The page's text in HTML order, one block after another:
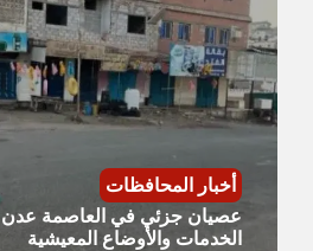
أخبار المحافظات
عصيان جزئي في العاصمة عدن
الخدمات والأوضاع المعيشية